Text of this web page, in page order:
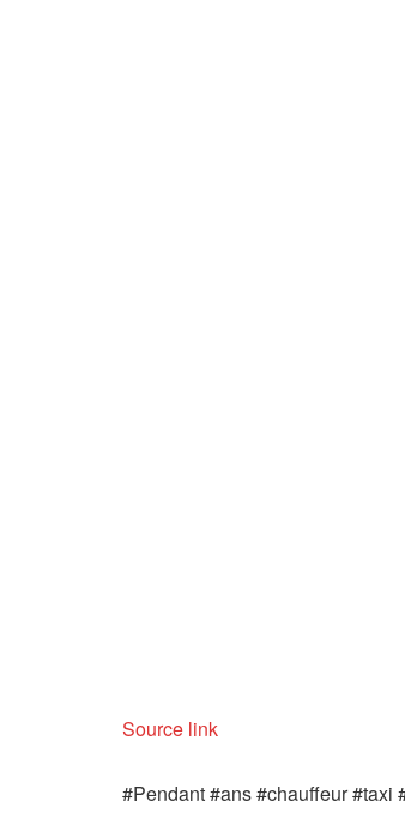
Source link
#Pendant #ans #chauffeur #taxi